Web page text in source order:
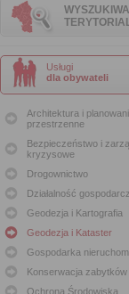
Usługi
dla obywateli
Architektura i
przestrzenne
Bezpieczeństwo i
kryzysowe
Drogownictwo
Działalność
Geodezja i Kartografia
Geodezja i Kataster
Gospodarka
Konserwacja zabytków
Ochrona Środowiska